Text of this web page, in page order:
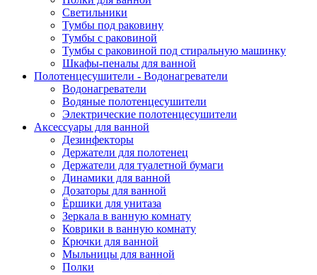
Светильники
Тумбы под раковину
Тумбы с раковиной
Тумбы с раковиной под стиральную машинку
Шкафы-пеналы для ванной
Полотенцесушители - Водонагреватели
Водонагреватели
Водяные полотенцесушители
Электрические полотенцесушители
Аксессуары для ванной
Дезинфекторы
Держатели для полотенец
Держатели для туалетной бумаги
Динамики для ванной
Дозаторы для ванной
Ёршики для унитаза
Зеркала в ванную комнату
Коврики в ванную комнату
Крючки для ванной
Мыльницы для ванной
Полки